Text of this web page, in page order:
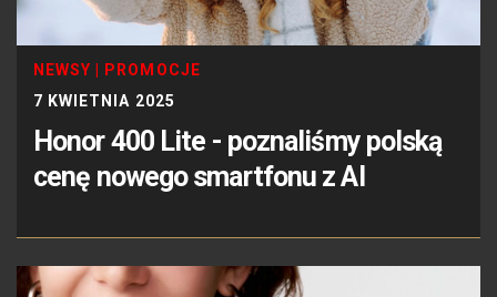
NEWSY
PROMOCJE
7 KWIETNIA 2025
Honor 400 Lite - poznaliśmy polską
cenę nowego smartfonu z AI